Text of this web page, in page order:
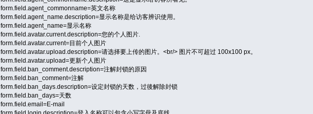
form.field.agent_commonname=英文名称
form.field.agent_name.description=显示名称是给访客辨识使用。
form.field.agent_name=显示名称
form.field.avatar.current.description=您的个人图片.
form.field.avatar.current=目前个人图片
form.field.avatar.upload.description=请选择要上传的图片。<br/> 图片不可超过 100x100 px。
form.field.avatar.upload=更新个人图片
form.field.ban_comment.description=注解封锁的原因
form.field.ban_comment=注解
form.field.ban_days.description=设定封锁的天数，过後解除封锁
form.field.ban_days=天数
form.field.email=E-mail